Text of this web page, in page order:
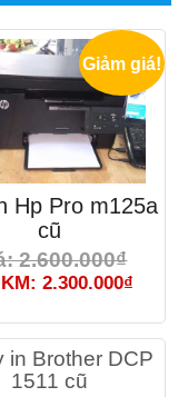
Giảm giá!
Hp Pro m125a
cũ
2.600.000₫
2.300.000₫